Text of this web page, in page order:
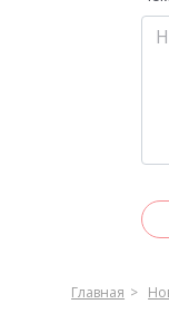
Главная